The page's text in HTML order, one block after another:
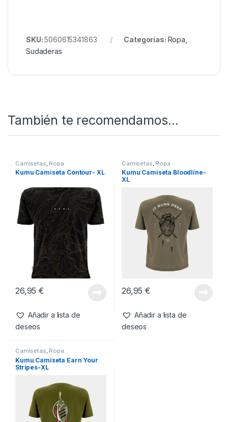
SKU:5060615341863 Categorías: Ropa
Sudaderas
También te recomendamos…
Camisetas Ropa
Kumu Camiseta Contour- XL
26,95€
Añadir a lista de
deseos
Camisetas Ropa
Kumu Camiseta Bloodline-
XL
26,95€
Añadir a lista de
deseos
Camisetas, Ropa
Kumu Camiseta Earn Your
Stripes-XL